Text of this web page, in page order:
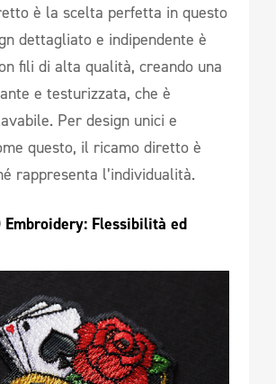
è la scelta perfetta in questo
dettagliato e indipendente è
fili di alta qualità, creando una
e testurizzata, che è
Per design unici e
questo, il ricamo diretto è
rappresenta l’individualità.
Embroidery: Flessibilità ed